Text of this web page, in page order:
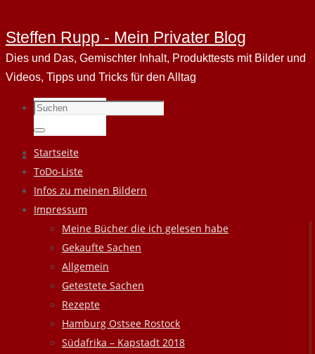
Steffen Rupp - Mein Privater Blog
Dies und Das, Gemischter Inhalt, Produkttests mit Bilder und
Videos, Tipps und Tricks für den Alltag
Suchen
nach:
Suchen
Zum
Inhalt
springen
Startseite
ToDo-Liste
Infos zu meinen Bildern
Impressum
Meine Bücher die ich gelesen habe
Gekaufte Sachen
Allgemein
Getestete Sachen
Rezepte
Hamburg Ostsee Rostock
Südafrika – Kapstadt 2018